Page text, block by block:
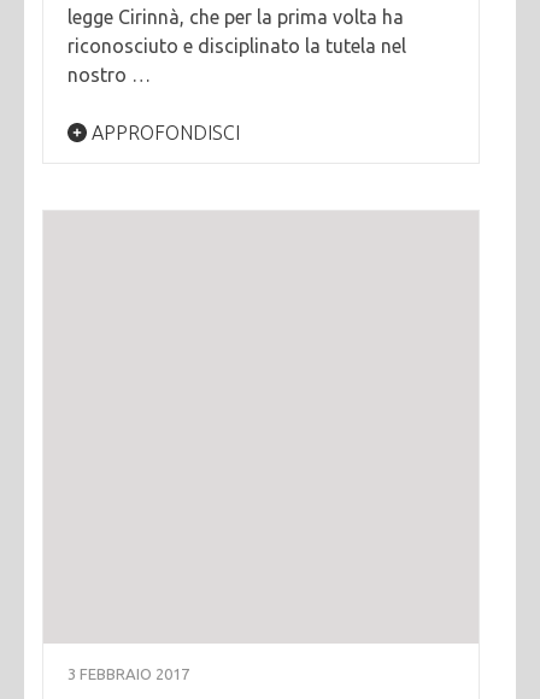
legge Cirinnà, che per la prima volta ha
riconosciuto e disciplinato la tutela nel
nostro …
APPROFONDISCI
3 FEBBRAIO 2017